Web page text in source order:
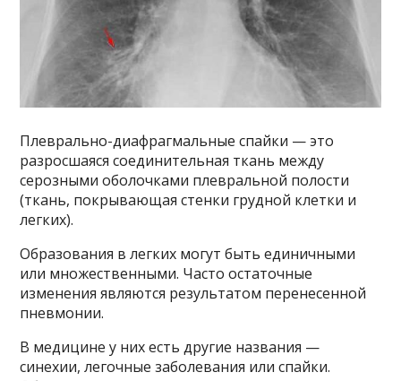
Плеврально-диафрагмальные спайки — это
разросшаяся соединительная ткань между
серозными оболочками плевральной полости
(ткань, покрывающая стенки грудной клетки и
легких).
Образования в легких могут быть единичными
или множественными. Часто остаточные
изменения являются результатом перенесенной
пневмонии.
В медицине у них есть другие названия —
синехии, легочные заболевания или спайки.